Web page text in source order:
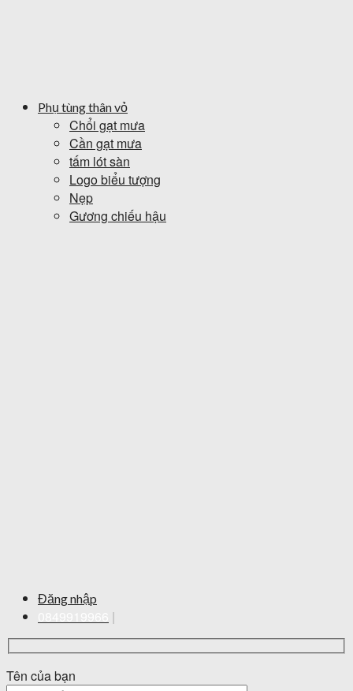
Phụ tùng thân vỏ
Chổi gạt mưa
Cần gạt mưa
tấm lót sàn
Logo biểu tượng
Nẹp
Gương chiếu hậu
Đăng nhập
|
Tên của bạn